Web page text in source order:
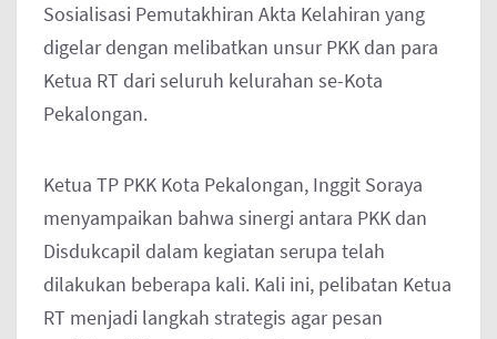
Sosialisasi Pemutakhiran Akta Kelahiran yang
digelar dengan melibatkan unsur PKK dan para
Ketua RT dari seluruh kelurahan se-Kota
Pekalongan.
Ketua TP PKK Kota Pekalongan, Inggit Soraya
menyampaikan bahwa sinergi antara PKK dan
Disdukcapil dalam kegiatan serupa telah
dilakukan beberapa kali. Kali ini, pelibatan Ketua
RT menjadi langkah strategis agar pesan